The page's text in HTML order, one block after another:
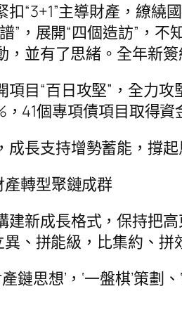
扣“3+1”主導財產，繚繞
”，展開“四個造訪”，
，並有了思緒。全年新
項目“百日攻堅”，全力
，41個專項債項目取得
成長支持增勢蓄能，撐
轉型聚鏈成群
建新成長格式，保持把
異、拼能級，比集約、
鏈思想’，‘一盤棋’策